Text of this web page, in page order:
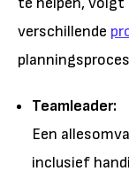
verschillende
Teamleader:
Een
inclusief